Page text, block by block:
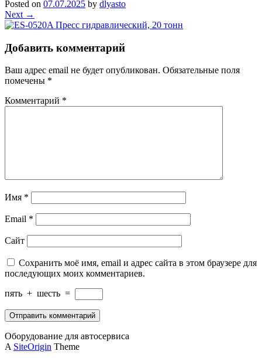
Posted on 07.07.2025 by dlyasto
Next →
Добавить комментарий
Ваш адрес email не будет опубликован. Обязательные поля
помечены *
Комментарий *
Имя *
Email *
Сайт
Сохранить моё имя, email и адрес сайта в этом браузере для
последующих моих комментариев.
пять + шесть =
Оборудование для автосервиса
A SiteOrigin Theme